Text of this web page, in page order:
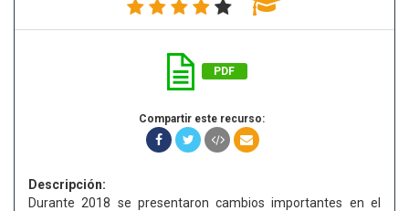
PDF
Compartir este recurso:
Descripción:
Durante 2018 se presentaron cambios importantes en el